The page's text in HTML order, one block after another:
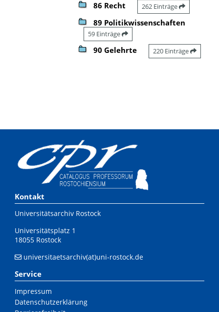
86 Recht 262 Einträge
89 Politikwissenschaften
59 Einträge
90 Gelehrte 220 Einträge
Kontakt
Universitätsarchiv Rostock
Universitätsplatz 1
18055 Rostock
universitaetsarchiv(at)uni-rostock.de
Service
Impressum
Datenschutzerklärung